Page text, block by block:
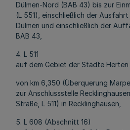
Dülmen-Nord (BAB 43) bis zur
(L 551), einschließlich der
Dülmen und einschließlich der
BAB 43,
4. L 511
auf dem Gebiet der Städte Herten
von km 6,350 (Überquerung
zur Anschlussstelle
Straße, L 511) in Recklinghausen,
5. L 608 (Abschnitt 16)